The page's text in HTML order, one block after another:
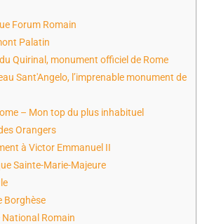
Forum Romain
Palatin
Quirinal, monument officiel de Rome
Sant'Angelo, l’imprenable monument de
– Mon top du plus inhabituel
Orangers
à Victor Emmanuel II
Sainte-Marie-Majeure
Borghèse
National Romain